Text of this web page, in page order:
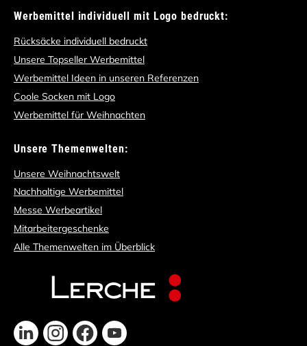
Werbemittel individuell mit Logo bedruckt:
Rücksäcke individuell bedruckt
Unsere Topseller Werbemittel
Werbemittel Ideen in unseren Referenzen
Coole Socken mit Logo
Werbemittel für Weihnachten
Unsere Themenwelten:
Unsere Weihnachtswelt
Nachhaltige Werbemittel
Messe Werbeartikel
Mitarbeitergeschenke
Alle Themenwelten im Überblick